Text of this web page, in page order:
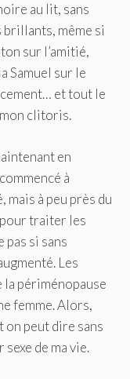
au lit, sans
même si
sur l’amitié,
Samuel sur le
et tout le
mon clitoris.
en
à
mais à peu près du
pour traiter les
pas si sans
Les
périménopause
femme. Alors,
on peut dire sans
de ma vie.